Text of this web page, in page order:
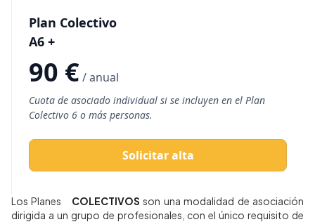
Plan Colectivo
A6 +
90 €/ anual
Cuota de asociado individual si se incluyen en el Plan
Colectivo 6 o más personas.
Solicitar alta
Los Planes COLECTIVOSson una modalidad de asociación
dirigida a un grupo de profesionales, con el único requisito de